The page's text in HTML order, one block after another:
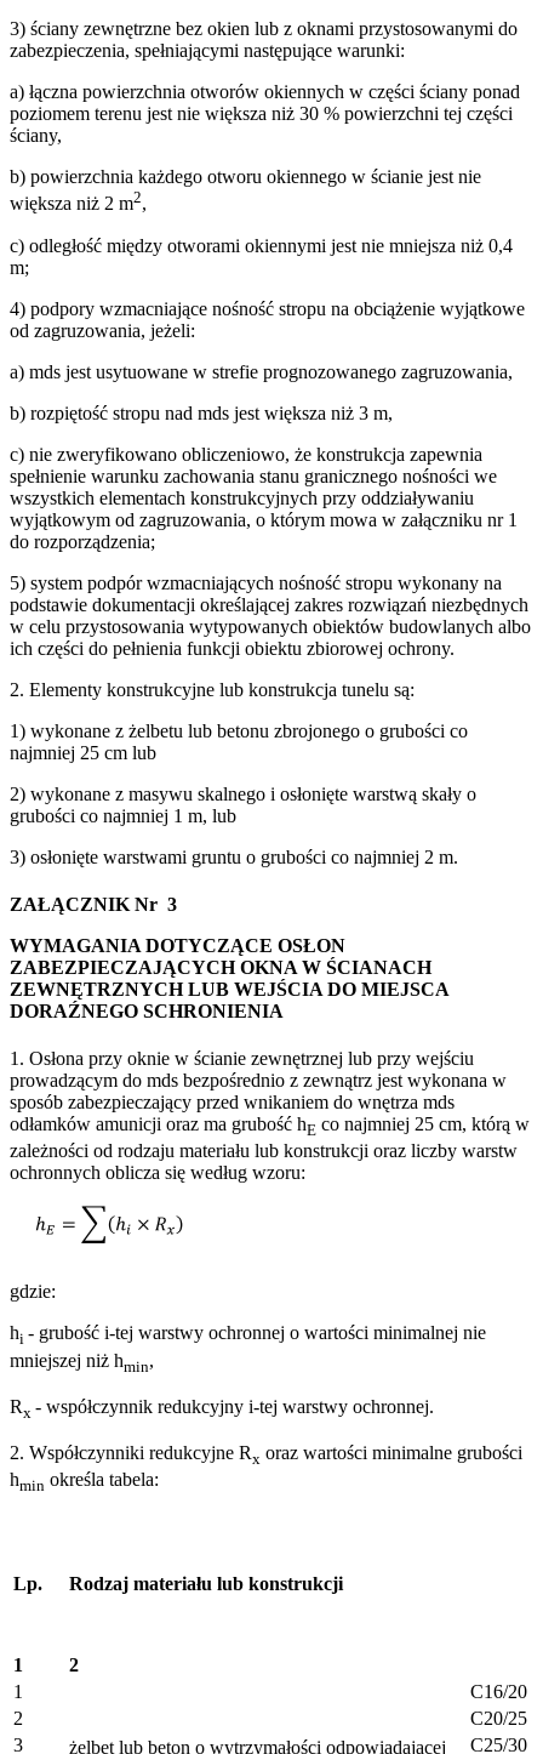
3) ściany zewnętrzne bez okien lub z oknami przystosowanymi do
zabezpieczenia, spełniającymi następujące warunki:
a) łączna powierzchnia otworów okiennych w części ściany ponad
poziomem terenu jest nie większa niż 30 % powierzchni tej części
ściany,
b) powierzchnia każdego otworu okiennego w ścianie jest nie
większa niż 2 m2,
c) odległość między otworami okiennymi jest nie mniejsza niż 0,4
m;
4) podpory wzmacniające nośność stropu na obciążenie wyjątkowe
od zagruzowania, jeżeli:
a) mds jest usytuowane w strefie prognozowanego zagruzowania,
b) rozpiętość stropu nad mds jest większa niż 3 m,
c) nie zweryfikowano obliczeniowo, że konstrukcja zapewnia
spełnienie warunku zachowania stanu granicznego nośności we
wszystkich elementach konstrukcyjnych przy oddziaływaniu
wyjątkowym od zagruzowania, o którym mowa w załączniku nr 1
do rozporządzenia;
5) system podpór wzmacniających nośność stropu wykonany na
podstawie dokumentacji określającej zakres rozwiązań niezbędnych
w celu przystosowania wytypowanych obiektów budowlanych albo
ich części do pełnienia funkcji obiektu zbiorowej ochrony.
2. Elementy konstrukcyjne lub konstrukcja tunelu są:
1) wykonane z żelbetu lub betonu zbrojonego o grubości co
najmniej 25 cm lub
2) wykonane z masywu skalnego i osłonięte warstwą skały o
grubości co najmniej 1 m, lub
3) osłonięte warstwami gruntu o grubości co najmniej 2 m.
ZAŁĄCZNIK Nr 3
WYMAGANIA DOTYCZĄCE OSŁON
ZABEZPIECZAJĄCYCH OKNA W ŚCIANACH
ZEWNĘTRZNYCH LUB WEJŚCIA DO MIEJSCA
DORAŹNEGO SCHRONIENIA
1. Osłona przy oknie w ścianie zewnętrznej lub przy wejściu
prowadzącym do mds bezpośrednio z zewnątrz jest wykonana w
sposób zabezpieczający przed wnikaniem do wnętrza mds
odłamków amunicji oraz ma grubość hE co najmniej 25 cm, którą w
zależności od rodzaju materiału lub konstrukcji oraz liczby warstw
ochronnych oblicza się według wzoru:
gdzie:
hi - grubość i-tej warstwy ochronnej o wartości minimalnej nie
mniejszej niż hmin,
Rx - współczynnik redukcyjny i-tej warstwy ochronnej.
2. Współczynniki redukcyjne Rx oraz wartości minimalne grubości
hmin określa tabela:
Lp. Rodzaj materiału lub konstrukcji
1
2
1
żelbet lub beton o wytrzymałości odpowiadającej
C16/20
2
C20/25
3
C25/30